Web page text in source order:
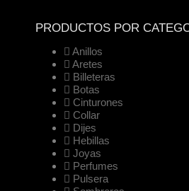
PRODUCTOS POR
Anillos
Aretes
Billeteras
Botas
Cinturones
Collar
Dijes
Hebillas
Joyas
Perfumes
Pulsera